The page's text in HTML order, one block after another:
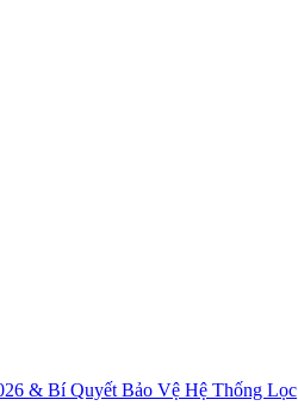
& Bí Quyết Bảo Vệ Hệ Thống Lọc